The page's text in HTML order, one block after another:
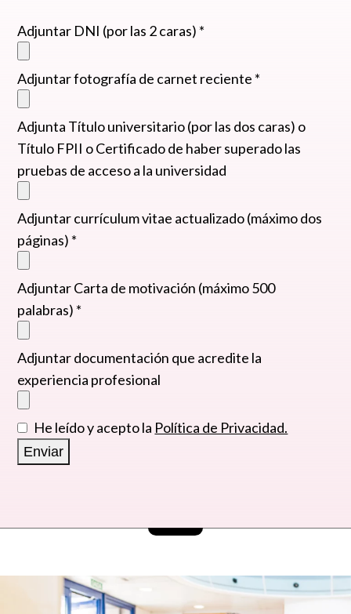
Adjuntar DNI (por las 2 caras) *
Adjuntar fotografía de carnet reciente *
Adjunta Título universitario (por las dos caras) o
Título FPII o Certificado de haber superado las
pruebas de acceso a la universidad
Adjuntar currículum vitae actualizado (máximo dos
páginas) *
Adjuntar Carta de motivación (máximo 500
palabras) *
Adjuntar documentación que acredite la
experiencia profesional
He leído y acepto la Política de Privacidad.